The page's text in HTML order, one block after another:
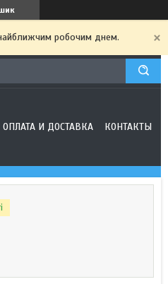
робочим днем.
ОПЛАТА И ДОСТАВКА КОНТАКТЫ